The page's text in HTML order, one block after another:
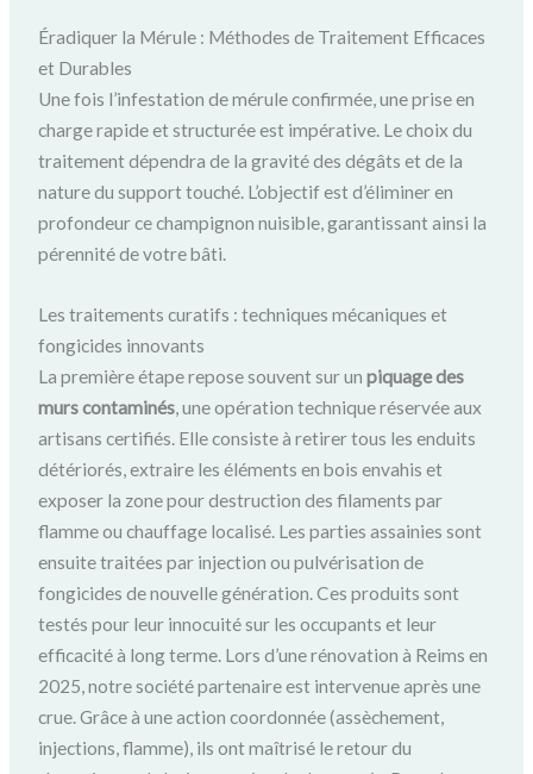
Éradiquer la Mérule : Méthodes de Traitement Efficaces
et Durables
Une fois l’infestation de mérule confirmée, une prise en
charge rapide et structurée est impérative. Le choix du
traitement dépendra de la gravité des dégâts et de la
nature du support touché. L’objectif est d’éliminer en
profondeur ce champignon nuisible, garantissant ainsi la
pérennité de votre bâti.
Les traitements curatifs : techniques mécaniques et
fongicides innovants
La première étape repose souvent sur unpiquage des
murs contaminés , une opération technique réservée aux
artisans certifiés. Elle consiste à retirer tous les enduits
détériorés, extraire les éléments en bois envahis et
exposer la zone pour destruction des filaments par
flamme ou chauffage localisé. Les parties assainies sont
ensuite traitées par injection ou pulvérisation de
fongicides de nouvelle génération. Ces produits sont
testés pour leur innocuité sur les occupants et leur
efficacité à long terme. Lors d’une rénovation à Reims en
2025, notre société partenaire est intervenue après une
crue. Grâce à une action coordonnée (assèchement,
injections, flamme), ils ont maîtrisé le retour du